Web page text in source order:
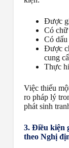
Được
Có chữ
Có
Được
cung
Thực
Việc thiếu
ro pháp lý
phát sinh
3. Điều kiện
theo Nghị